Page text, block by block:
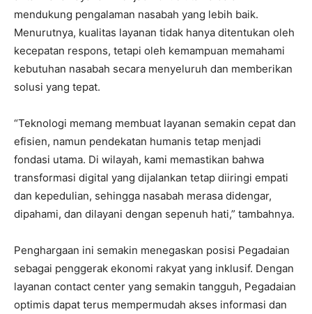
mendukung pengalaman nasabah yang lebih baik.
Menurutnya, kualitas layanan tidak hanya ditentukan oleh
kecepatan respons, tetapi oleh kemampuan memahami
kebutuhan nasabah secara menyeluruh dan memberikan
solusi yang tepat.
“Teknologi memang membuat layanan semakin cepat dan
efisien, namun pendekatan humanis tetap menjadi
fondasi utama. Di wilayah, kami memastikan bahwa
transformasi digital yang dijalankan tetap diiringi empati
dan kepedulian, sehingga nasabah merasa didengar,
dipahami, dan dilayani dengan sepenuh hati,” tambahnya.
Penghargaan ini semakin menegaskan posisi Pegadaian
sebagai penggerak ekonomi rakyat yang inklusif. Dengan
layanan contact center yang semakin tangguh, Pegadaian
optimis dapat terus mempermudah akses informasi dan